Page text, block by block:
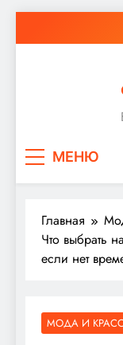
к
МЕНЮ
Главная
Что выбрать
если нет
МОДА И